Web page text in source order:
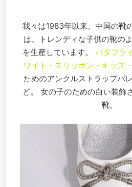
我々は1983年以来、中国の靴
は、トレンディな子供の靴の
を生産しています。 バタフラ
ワイト・スリッポン・キッズ
ためのアンクルストラップバ
ど。 女の子のための白い装飾
靴。